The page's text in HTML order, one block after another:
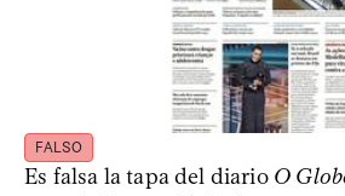
FALSO
Es falsa la tapa del diario O